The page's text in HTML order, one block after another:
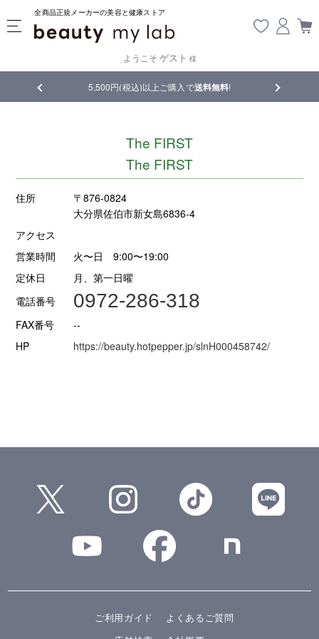
全商品正規メーカーの美容と健康ストア
ようこそ ゲスト 様
5,500円(税込)以上ご購入で送料無料! 【重要】
The FIRST
The FIRST
住所
〒876-0824
大分県佐伯市新女島6836-4
アクセス
営業時間
火〜日 9:00〜19:00
定休日
月、第一日曜
電話番号
0972-286-318
FAX番号
--
HP
https://beauty.hotpepper.jp/slnH000458742/
ご利用ガイド
よくあるご質問